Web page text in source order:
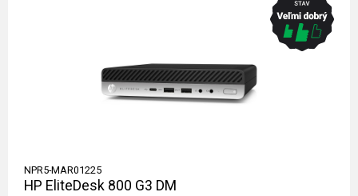
NPR5-MAR01225
HP EliteDesk 800 G3 DM